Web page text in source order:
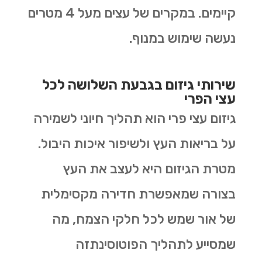
קיימים. במקרים של עצים מעל 4 מטרים
נעשה שימוש במנוף.
שירותי גיזום בגבעת השלושה לכל
עצי הפרי
גיזום עצי פרי הוא תהליך חיוני לשמירה
על בריאות העץ ולשיפור איכות היבול.
מטרת הגיזום היא לעצב את העץ
בצורה שמאפשרת חדירה מקסימלית
של אור שמש לכל חלקי הצמח, מה
שמסייע לתהליך הפוטוסינתזה